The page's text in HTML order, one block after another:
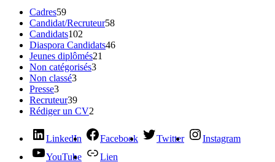
Cadres59
Candidat/Recruteur58
Candidats102
Diaspora Candidats46
Jeunes diplômés21
Non catégorisés3
Non classé3
Presse3
Recruteur39
Rédiger un CV2
LinkedIn Facebook Twitter
Instagram
YouTube
Lien